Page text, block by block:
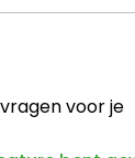
voor je